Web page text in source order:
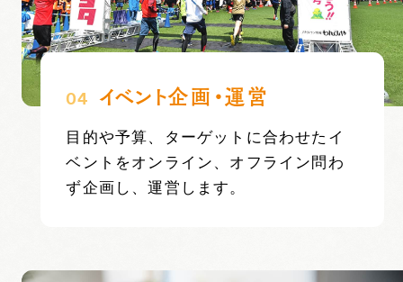
04 イベント企画・運営
目的や予算、ターゲットに合わせたイ
ベントをオンライン、オフライン問わ
ず企画し、運営します。